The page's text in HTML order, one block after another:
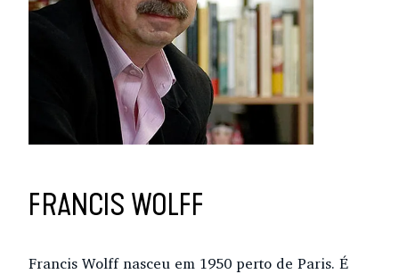
FRANCIS WOLFF
Francis Wolff nasceu em 1950 perto de Paris. É